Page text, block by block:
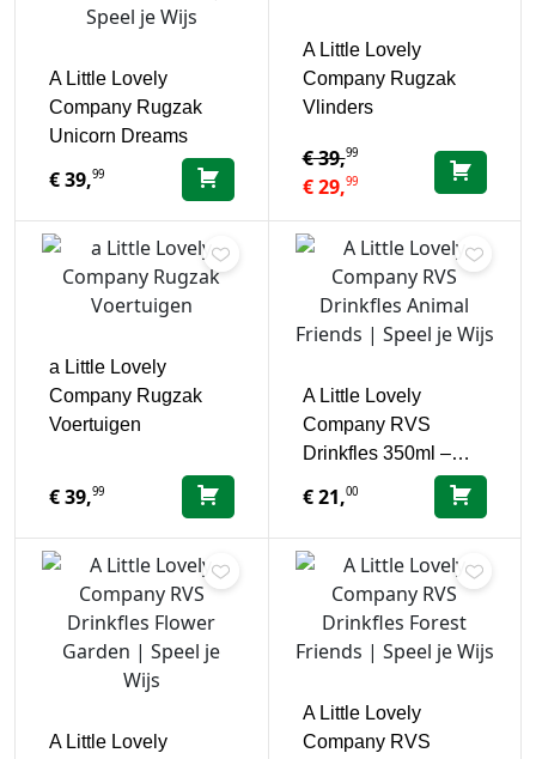
A Little Lovely
Company Rugzak
Unicorn Dreams
€39,99
A Little Lovely
Company Rugzak
Vlinders
€39,99
€29,99
a Little Lovely
Company Rugzak
Voertuigen
€39,99
A Little Lovely
Company RVS
Drinkfles 350ml –…
€21,00
A Little Lovely
A Little Lovely
Company RVS